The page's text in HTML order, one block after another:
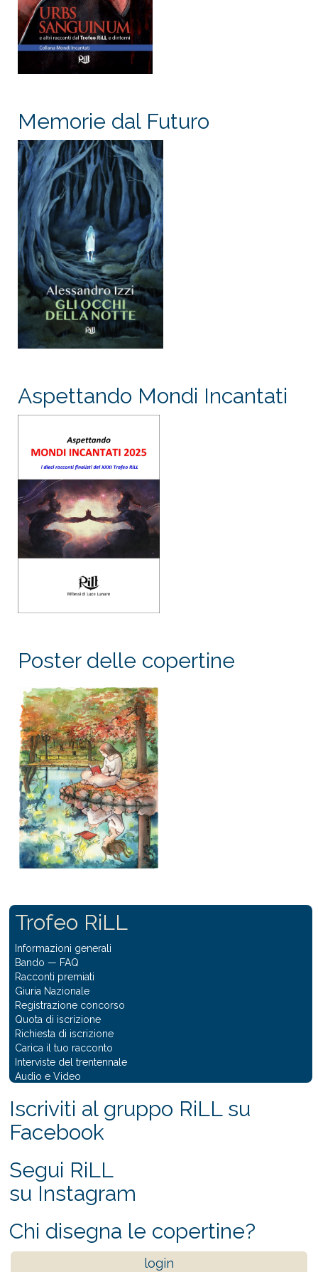
Memorie dal Futuro
Aspettando Mondi Incantati
Poster delle copertine
Trofeo RiLL
Informazioni generali
Bando — FAQ
Racconti premiati
Giuria Nazionale
Registrazione concorso
Quota di iscrizione
Richiesta di iscrizione
Carica il tuo racconto
Interviste del trentennale
Audio e Video
Iscriviti al gruppo RiLL su
Facebook
Segui RiLL
su Instagram
Chi disegna le copertine?
login